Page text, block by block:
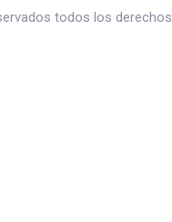
todos los derechos